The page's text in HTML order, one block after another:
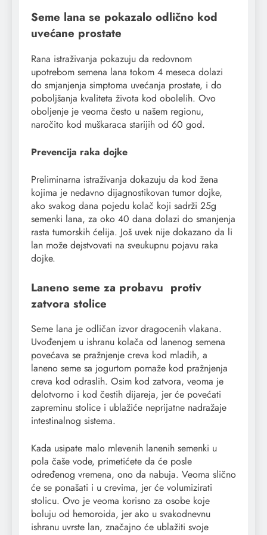
Seme lana se pokazalo odlično kod
uvećane prostate
Rana istraživanja pokazuju da redovnom
upotrebom semena lana tokom 4 meseca dolazi
do smjanjenja simptoma uvećanja prostate, i do
poboljšanja kvaliteta života kod obolelih. Ovo
oboljenje je veoma često u našem regionu,
naročito kod muškaraca starijih od 60 god.
Prevencija raka dojke
Preliminarna istraživanja dokazuju da kod žena
kojima je nedavno dijagnostikovan tumor dojke,
ako svakog dana pojedu kolač koji sadrži 25g
semenki lana, za oko 40 dana dolazi do smanjenja
rasta tumorskih ćelija. Još uvek nije dokazano da li
lan može dejstvovati na sveukupnu pojavu raka
dojke.
Laneno seme za probavu protiv
zatvora stolice
Seme lana je odličan izvor dragocenih vlakana.
Uvođenjem u ishranu kolača od lanenog semena
povećava se pražnjenje creva kod mladih, a
laneno seme sa jogurtom pomaže kod pražnjenja
creva kod odraslih. Osim kod zatvora, veoma je
delotvorno i kod čestih dijareja, jer će povećati
zapreminu stolice i ublažiće neprijatne nadražaje
intestinalnog sistema.
Kada usipate malo mlevenih lanenih semenki u
pola čaše vode, primetićete da će posle
određenog vremena, ono da nabuja. Veoma slično
će se ponašati i u crevima, jer će volumizirati
stolicu. Ovo je veoma korisno za osobe koje
boluju od hemoroida, jer ako u svakodnevnu
ishranu uvrste lan, značajno će ublažiti svoje